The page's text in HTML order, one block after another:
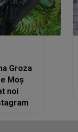
Groza
Moș
noi